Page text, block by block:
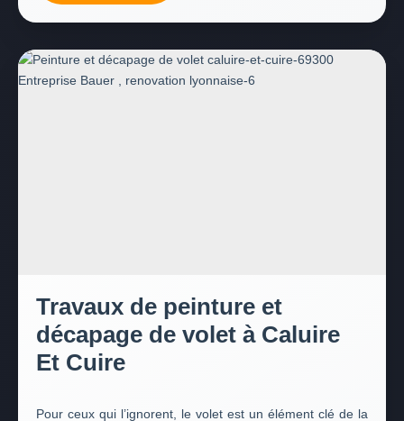
Travaux de peinture et
décapage de volet à Caluire
Et Cuire
Pour ceux qui l’ignorent, le volet est un élément clé de la